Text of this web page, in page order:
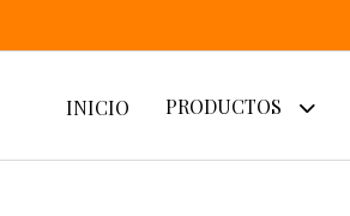
INICIO PRODUCTOS